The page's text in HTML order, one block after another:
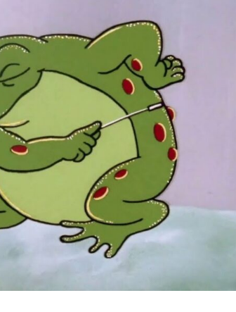
A 1000 Times: El sonido de la
repetición
SONOGRAFÍAS